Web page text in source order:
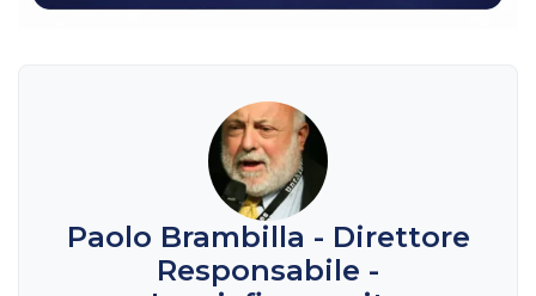
Paolo Brambilla - Direttore
Responsabile -